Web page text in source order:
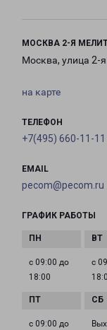
МОСКВА 2-Я
Москва, улица 2-
на карте
ТЕЛЕФОН
+7(495) 660-11-11
EMAIL
pecom@pecom.ru
ГРАФИК РАБОТЫ
с 09:00 до
18:00
с
с 09:00 до